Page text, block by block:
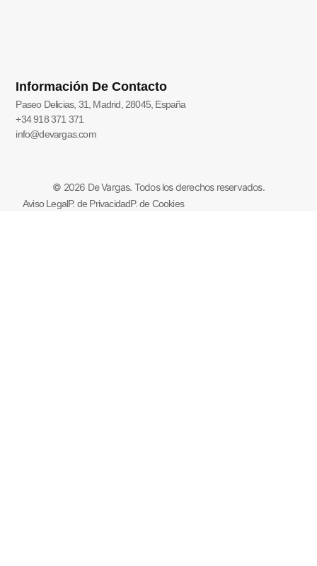
Información De Contacto
Paseo Delicias, 31, Madrid, 28045, España
+34 918 371 371
info@devargas.com
© 2026 De Vargas. Todos los derechos reservados.
Aviso LegalP. de PrivacidadP. de Cookies